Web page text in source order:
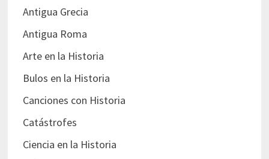
Antigua Grecia
Antigua Roma
Arte en la Historia
Bulos en la Historia
Canciones con Historia
Catástrofes
Ciencia en la Historia